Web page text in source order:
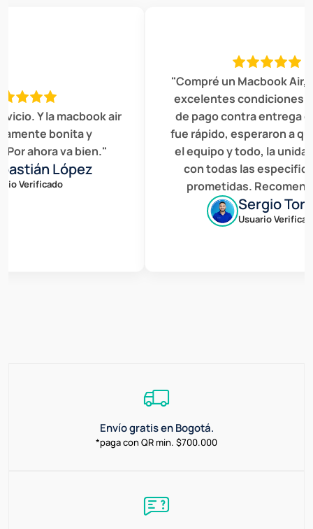
Y la macbook air
bonita y
ahora va bien."
López
Verificado
"Compré un Macbook Air,
excelentes condiciones el
de pago contra entrega en
fue rápido, esperaron a que
el equipo y todo, la unidad
con todas las
prometidas.
Sergio
Usuario Verificado
Envío gratis en Bogotá.
*paga con QR min. $700.000